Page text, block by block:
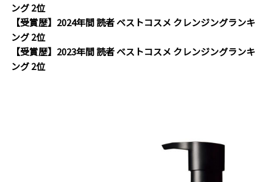
ング 2位
【受賞歴】2024年間 読者 ベストコスメ クレンジングランキ
ング 2位
【受賞歴】2023年間 読者 ベストコスメ クレンジングランキ
ング 2位